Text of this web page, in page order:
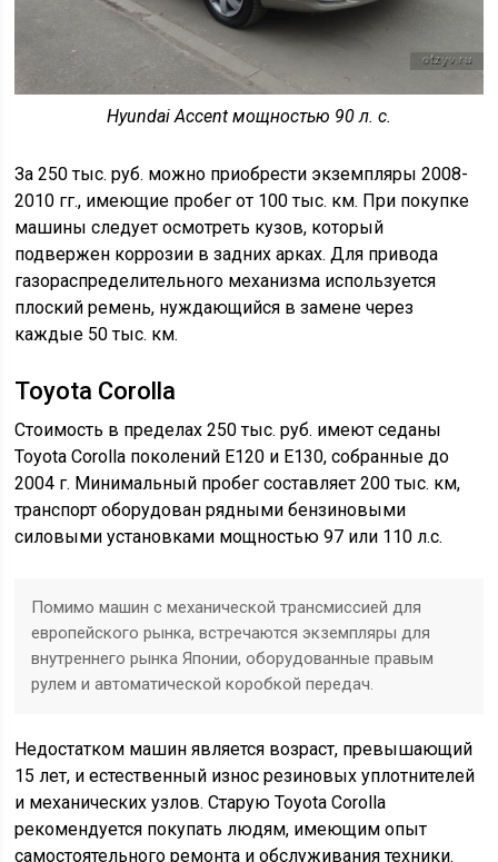
Hyundai Accent мощностью 90 л. с.
За 250 тыс. руб. можно приобрести экземпляры 2008-
2010 гг., имеющие пробег от 100 тыс. км. При покупке
машины следует осмотреть кузов, который
подвержен коррозии в задних арках. Для привода
газораспределительного механизма используется
плоский ремень, нуждающийся в замене через
каждые 50 тыс. км.
Toyota Corolla
Стоимость в пределах 250 тыс. руб. имеют седаны
Toyota Corolla поколений Е120 и Е130, собранные до
2004 г. Минимальный пробег составляет 200 тыс. км,
транспорт оборудован рядными бензиновыми
силовыми установками мощностью 97 или 110 л.с.
Помимо машин с механической трансмиссией для
европейского рынка, встречаются экземпляры для
внутреннего рынка Японии, оборудованные правым
рулем и автоматической коробкой передач.
Недостатком машин является возраст, превышающий
15 лет, и естественный износ резиновых уплотнителей
и механических узлов. Старую Toyota Corolla
рекомендуется покупать людям, имеющим опыт
самостоятельного ремонта и обслуживания техники.